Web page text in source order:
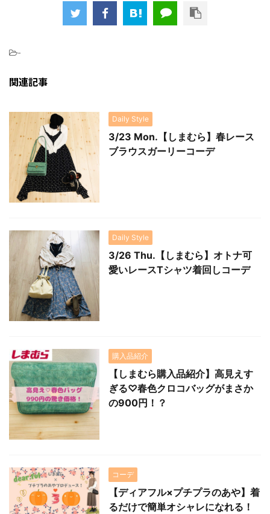
-
関連記事
Daily Style
3/23 Mon.【しまむら】春レース
ブラウスガーリーコーデ
Daily Style
3/26 Thu.【しまむら】オトナ可
愛いレースTシャツ着回しコーデ
購入品紹介
【しまむら購入品紹介】高見えす
ぎる♡春色クロコバッグがまさか
の900円！？
コーデ
【ディアフル×プチプラのあや】着
るだけで簡単オシャレになれる！